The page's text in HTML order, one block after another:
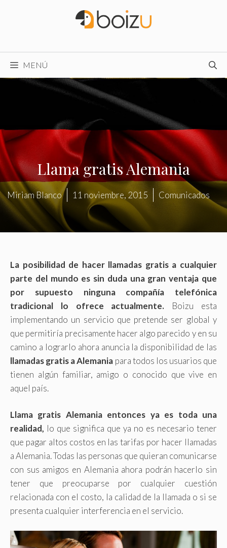
MENÚ
Llama gratis Alemania
Miriam Blanco 11 noviembre, 2015 Comunicados
La posibilidad de hacer llamadas gratis a cualquier
parte del mundo es sin duda una gran ventaja que
por supuesto ninguna compañía telefónica
tradicional lo ofrece actualmente. Boizu esta
implementando un servicio que pretende ser global y
que permitiría precisamente hacer algo parecido y en su
camino a lograrlo ahora anuncia la disponibilidad de las
llamadas gratis a Alemania para todos los usuarios que
tienen algún familiar, amigo o conocido que vive en
aquel país.
Llama gratis Alemania entonces ya es toda una
realidad, lo que significa que ya no es necesario tener
que pagar altos costos en las tarifas por hacer llamadas
a Alemania. Todas las personas que quieran comunicarse
con sus amigos en Alemania ahora podrán hacerlo sin
tener que preocuparse por cualquier cuestión
relacionada con el costo, la calidad de la llamada o si se
presenta cualquier interferencia en el servicio.